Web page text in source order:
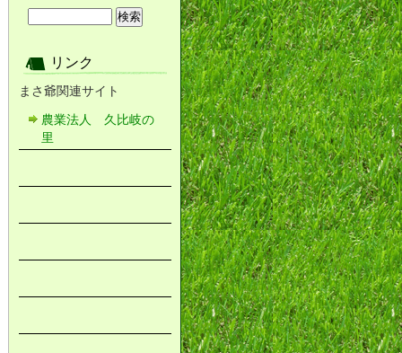
リンク
まさ爺関連サイト
農業法人 久比岐の
里